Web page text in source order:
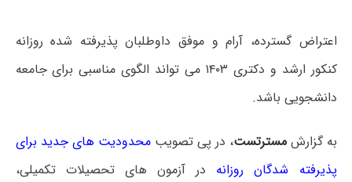
اعتراض گسترده، آرام و موفق داوطلبان پذیرفته شده روزانه
کنکور ارشد و دکتری ۱۴۰۳ می تواند الگوی مناسبی برای جامعه
دانشجویی باشد.
به گزارشمسترتست، در پی تصویبمحدودیت های جدید برای
پذیرفته شدگان روزانه در آزمون های تحصیلات تکمیلی،